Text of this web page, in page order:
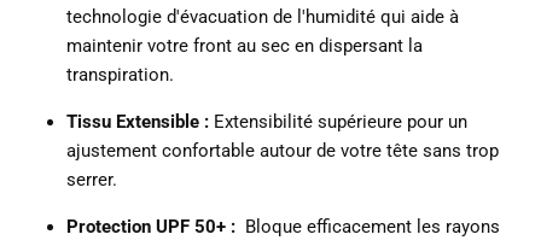
technologie d'évacuation de l'humidité qui aide à
maintenir votre front au sec en dispersant la
transpiration.
Tissu Extensible : Extensibilité supérieure pour un
ajustement confortable autour de votre tête sans trop
serrer.
Protection UPF 50+ : Bloque efficacement les rayons